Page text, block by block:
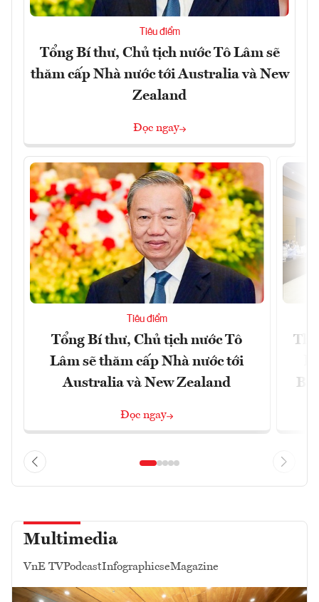
Tiêu điểm
Tổng Bí thư, Chủ tịch nước Tô Lâm sẽ
thăm cấp Nhà nước tới Australia và New
Zealand
Đọc ngay
Tiêu điểm
Tổng Bí thư, Chủ tịch nước Tô
Lâm sẽ thăm cấp Nhà nước tới
Australia và New Zealand
Đọc ngay
Multimedia
VnE TVPodcastInfographicseMagazine